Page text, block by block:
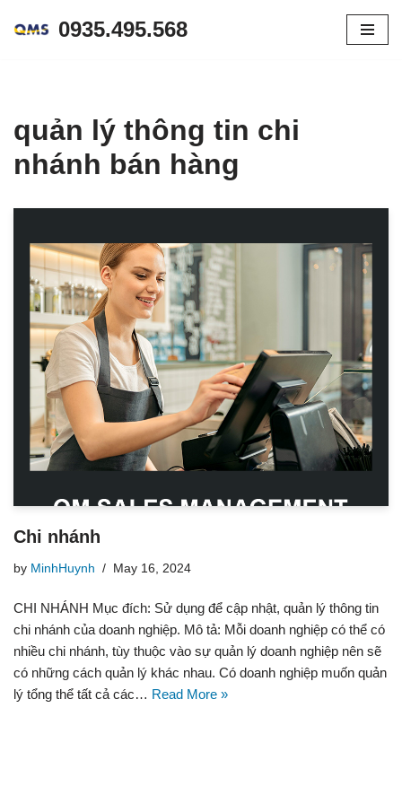
0935.495.568
quản lý thông tin chi
nhánh bán hàng
Chi nhánh
by MinhHuynh May 16, 2024
CHI NHÁNH Mục đích: Sử dụng để cập nhật, quản lý thông tin
chi nhánh của doanh nghiệp. Mô tả: Mỗi doanh nghiệp có thể có
nhiều chi nhánh, tùy thuộc vào sự quản lý doanh nghiệp nên sẽ
có những cách quản lý khác nhau. Có doanh nghiệp muốn quản
lý tổng thể tất cả các… Read More »